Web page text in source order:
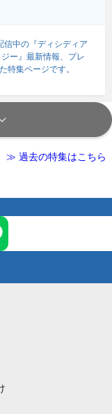
信中の『ディシディア
ー』最新情報、プレ
特集ページです。
≫ 過去の特集はこちら